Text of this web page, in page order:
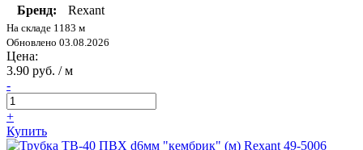
Бренд:
Rexant
На складе 1183 м
Обновлено 03.08.2026
Цена:
3.90 руб. / м
-
+
Купить